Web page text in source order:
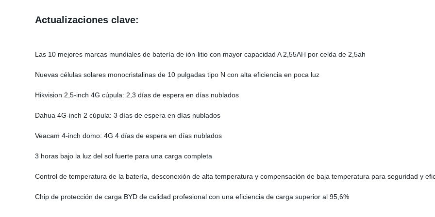
Actualizaciones clave:
Las 10 mejores marcas mundiales de batería de ión-litio con mayor capacidad A 2,55AH por celda de 2,5ah
Nuevas células solares monocristalinas de 10 pulgadas tipo N con alta eficiencia en poca luz
Hikvision 2,5-inch 4G cúpula: 2,3 días de espera en días nublados
Dahua 4G-inch 2 cúpula: 3 días de espera en días nublados
Veacam 4-inch domo: 4G 4 días de espera en días nublados
3 horas bajo la luz del sol fuerte para una carga completa
Control de temperatura de la batería, desconexión de alta temperatura y compensación de baja temperatura para seguridad y
Chip de protección de carga BYD de calidad profesional con una eficiencia de carga superior al 95,6%